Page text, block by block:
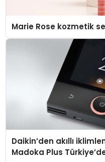
Marie Rose kozmetik
Daikin’den akıllı
Madoka Plus